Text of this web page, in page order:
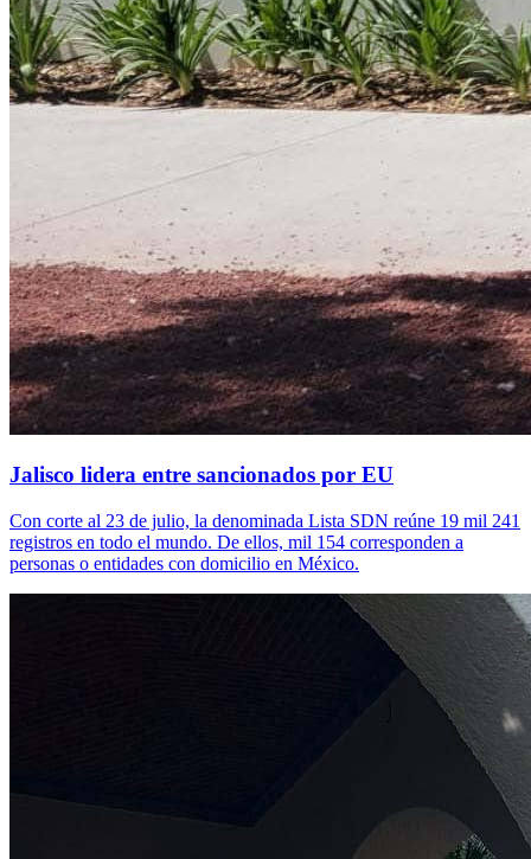
Jalisco lidera entre sancionados por EU
Con corte al 23 de julio, la denominada Lista SDN reúne 19 mil 241
registros en todo el mundo. De ellos, mil 154 corresponden a
personas o entidades con domicilio en México.